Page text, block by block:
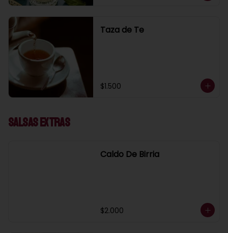
Taza de Te
$1.500
Salsas Extras
Caldo De Birria
$2.000